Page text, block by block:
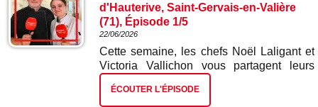
d'Hauterive, Saint-Gervais-en-Valière
(71), Épisode 1/5
22/06/2026
Cette semaine, les chefs Noël Laligant et
Victoria Vallichon vous partagent leurs
meilleures recettes. Dans ce premier
épisode : verrine de saumon gravelax.
ÉCOUTER L'ÉPISODE